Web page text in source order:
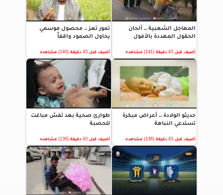
المهاجل الشعبية .. ألحان
الحقول المهددة بالأفول
أضيف قبل 43 دقيقة (141) مشاهده
تمور تعز .. محصول موسمي
يحاول الصمود واقفاً
أضيف قبل 43 دقيقة (140) مشاهده
حديثو الولادة .. أعراض مبكرة
تستدعي النباهة
أضيف قبل 43 دقيقة (136) مشاهده
طوارئ صحية بعد تفش مباغت
للحصبة
أضيف قبل 43 دقيقة (136) مشاهده